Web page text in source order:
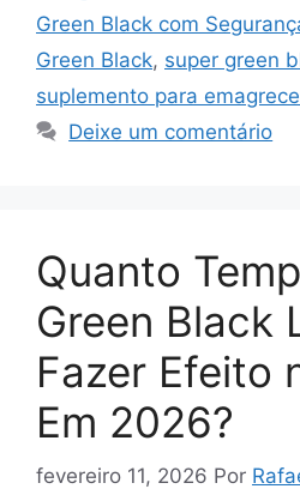
Green Black com
Green Black, super green
suplemento para
Deixe um comentário
Quanto
Green Black
Fazer Efeito
Em 2026?
fevereiro 11, 2026 Por